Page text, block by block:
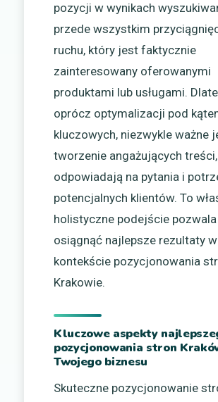
pozycji w wynikach
przede wszystkim
ruchu, który jest faktycznie
zainteresowany oferowanymi
produktami lub usługami.
oprócz optymalizacji pod
kluczowych, niezwykle ważne
tworzenie angażujących
odpowiadają na pytania i
potencjalnych klientów. To
holistyczne podejście pozwala
osiągnąć najlepsze rezultaty w
kontekście pozycjonowania
Krakowie.
Kluczowe aspekty
pozycjonowania stron
Twojego biznesu
Skuteczne pozycjonowanie